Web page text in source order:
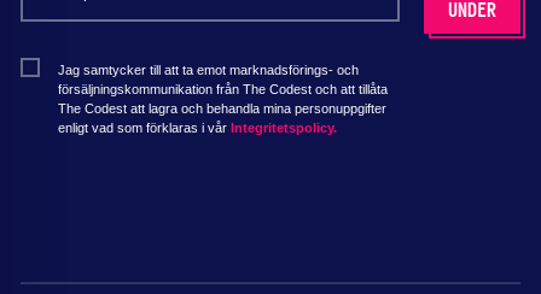
Jag samtycker till att ta emot marknadsförings- och
försäljningskommunikation från The Codest och att tillåta
The Codest att lagra och behandla mina personuppgifter
enligt vad som förklaras i vår Integritetspolicy.